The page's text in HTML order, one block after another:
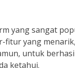
yang sangat
fitur yang
untuk
ketahui.